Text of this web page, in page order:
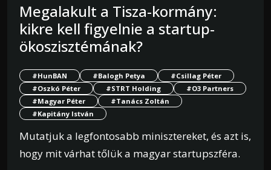
Megalakult a Tisza-kormány:
kikre kell figyelnie a startup-
ökoszisztémának?
#HunBAN #Balogh Petya
#Csillag Péter
#Oszkó Péter
#STRT Holding
#O3 Partners
#Magyar Péter
#Tanács Zoltán
#Kapitány István
Mutatjuk a legfontosabb minisztereket, és azt is,
hogy mit várhat tőlük a magyar startupszféra.